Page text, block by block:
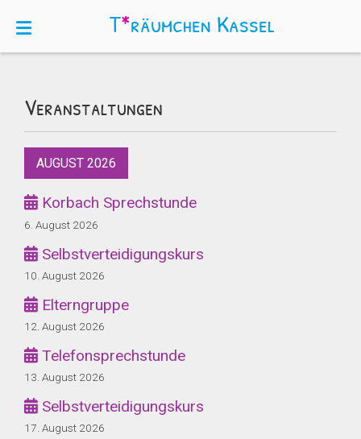
Veranstaltungen
AUGUST 2026
Korbach Sprechstunde
6. August 2026
Selbstverteidigungskurs
10. August 2026
Elterngruppe
12. August 2026
Telefonsprechstunde
13. August 2026
Selbstverteidigungskurs
17. August 2026
T*räumchen Kassel